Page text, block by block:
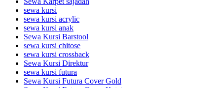
sewa kursi
sewa kursi acrylic
sewa kursi anak
Sewa Kursi Barstool
sewa kursi chitose
sewa kursi crossback
Sewa Kursi Direktur
sewa kursi futura
Sewa Kursi Futura Cover Gold